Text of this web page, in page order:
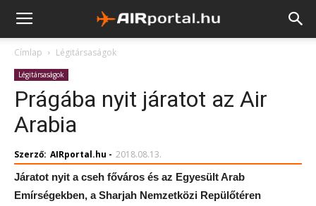
Címlap Légitársaságok
Légitársaságok
Prágába nyit járatot az Air
Arabia
Szerző: AIRportal.hu - 2018.08.13.
Járatot nyit a cseh főváros és az Egyesült Arab
Emírségekben, a Sharjah Nemzetközi Repülőtéren